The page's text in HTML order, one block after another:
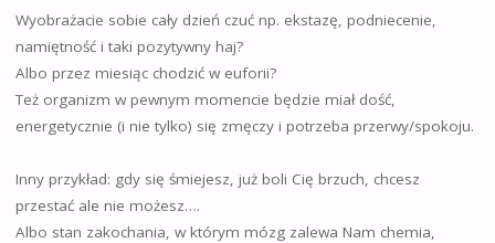
Wyobrażacie sobie cały dzień czuć np. ekstazę, podniecenie,
namiętność i taki pozytywny haj?
Albo przez miesiąc chodzić w euforii?
Też organizm w pewnym momencie będzie miał dość,
energetycznie (i nie tylko) się zmęczy i potrzeba przerwy/spokoju.
Inny przykład: gdy się śmiejesz, już boli Cię brzuch, chcesz
przestać ale nie możesz….
Albo stan zakochania, w którym mózg zalewa Nam chemia,